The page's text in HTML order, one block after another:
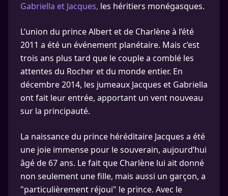
Gabriella et Jacques, les héritiers monégasques.
L’union du prince Albert et de Charlène à l’été
2011 a été un événement planétaire. Mais c’est
trois ans plus tard que le couple a comblé les
attentes du Rocher et du monde entier. En
décembre 2014, les jumeaux Jacques et Gabriella
ont fait leur entrée, apportant un vent nouveau
sur la principauté.
La naissance du prince héréditaire Jacques a été
une joie immense pour le souverain, aujourd’hui
âgé de 67 ans. Le fait que Charlène lui ait donné
non seulement une fille, mais aussi un garçon, a
"particulièrement réjoui" le prince. Avec le